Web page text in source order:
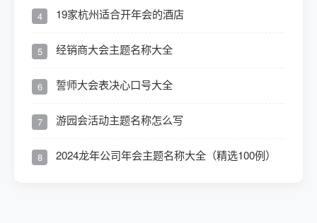
4 19家杭州适合开年会的酒店
5 经销商大会主题名称大全
6 誓师大会表决心口号大全
7 游园会活动主题名称怎么写
8 2024龙年公司年会主题名称大全（精选100例）